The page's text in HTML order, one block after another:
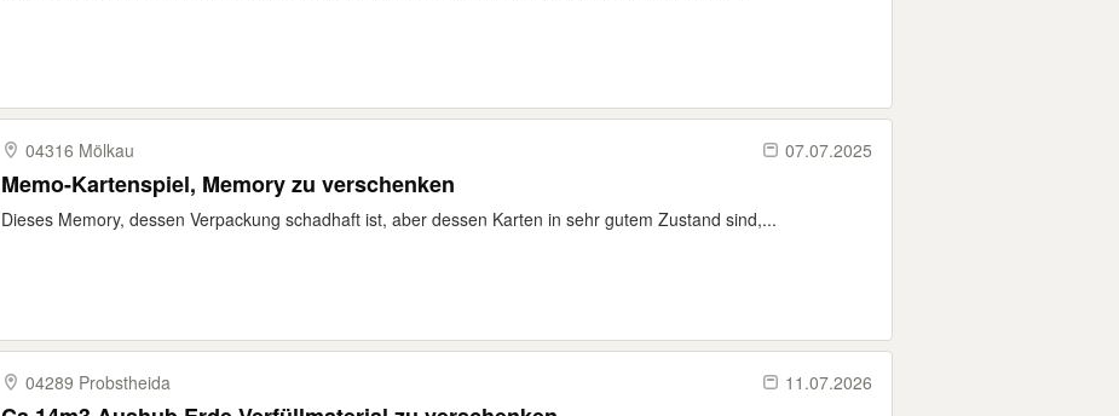
04316 Mölkau 07.07.2025
Memo-Kartenspiel, Memory zu verschenken
Dieses Memory, dessen Verpackung schadhaft ist, aber dessen Karten in sehr gutem Zustand sind,...
04289 Probstheida 11.07.2026